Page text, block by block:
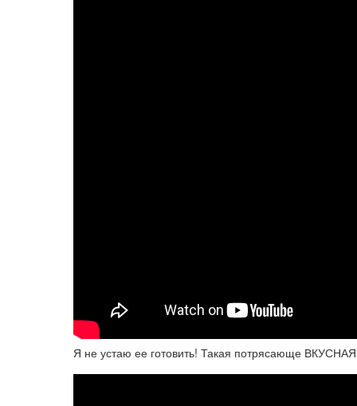
Я не устаю ее готовить! Такая потрясающе